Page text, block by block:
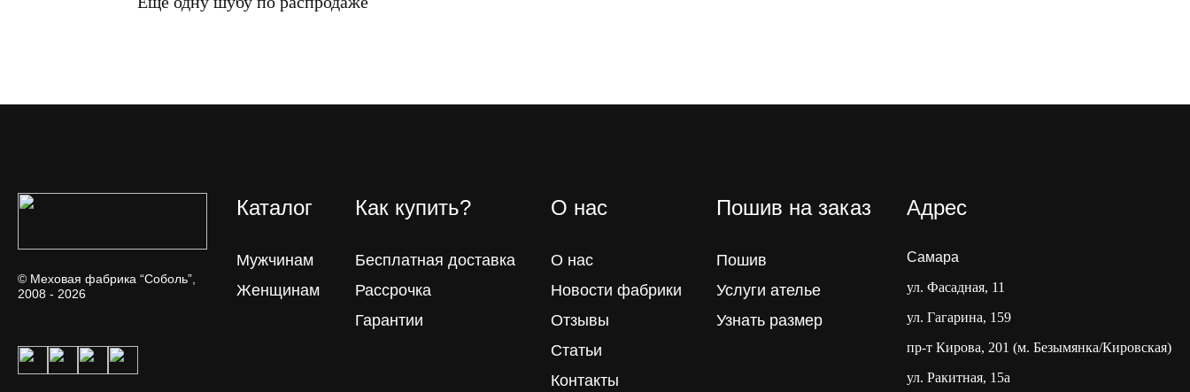
© Меховая фабрика “Соболь”,
2008 - 2026
Каталог
Мужчинам
Женщинам
Как купить?
Бесплатная доставка
Рассрочка
Гарантии
О нас
О нас
Новости фабрики
Отзывы
Статьи
Контакты
Пошив на заказ
Пошив
Услуги ателье
Узнать размер
Адрес
Самара
ул. Фасадная, 11
ул. Гагарина, 159
пр-т Кирова, 201 (м. Безымянка/Кировская)
ул. Ракитная, 15а